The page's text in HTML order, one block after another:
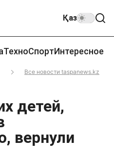
Қаз
ТехноСпортИнтересное
Все новости taspanews.kz
детей,
вернули